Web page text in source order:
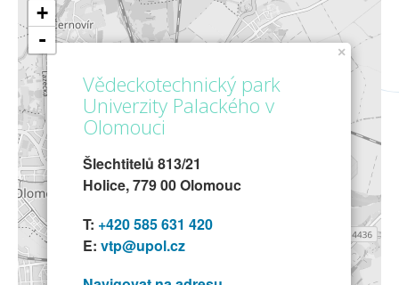
×
Vědeckotechnický park
Univerzity Palackého v
Olomouci
Šlechtitelů 813/21
Holice, 779 00 Olomouc
T: +420 585 631 420
E: vtp@upol.cz
+
-